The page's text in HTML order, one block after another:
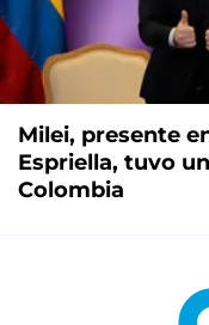
Milei, presente
Espriella, tuvo
Colombia